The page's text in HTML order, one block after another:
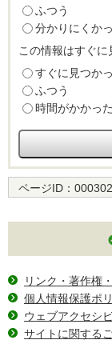
ふつう
分かりにくか
この情報はすぐに
すぐに見つか
ふつう
時間がかかった
ページID：
リンク・著作権
個人情報保護ポ
ウェブアクセシ
サイトに関する